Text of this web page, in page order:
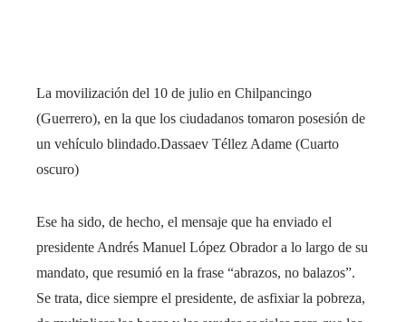
La movilización del 10 de julio en Chilpancingo
(Guerrero), en la que los ciudadanos tomaron posesión de
un vehículo blindado.Dassaev Téllez Adame (Cuarto
oscuro)
Ese ha sido, de hecho, el mensaje que ha enviado el
presidente Andrés Manuel López Obrador a lo largo de su
mandato, que resumió en la frase “abrazos, no balazos”.
Se trata, dice siempre el presidente, de asfixiar la pobreza,